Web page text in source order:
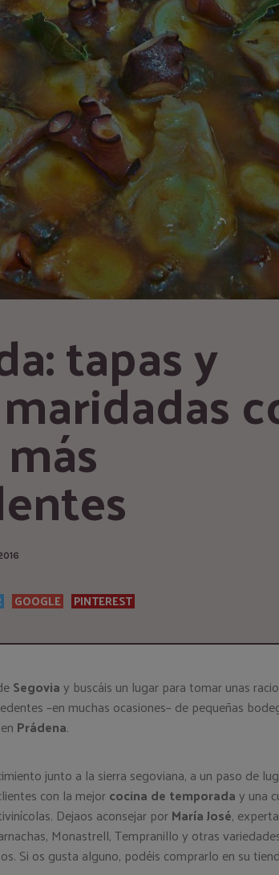
tapas y
GOOGLE PINTEREST
Segoviay buscáis un lugar para tomar unas
–en muchas ocasiones– de pequeñas
Prádena.
junto a la sierra segoviana, a un paso de
con la mejorcocina de temporaday una
Dejaos aconsejar porMaría José,
Monastrell, Tempranillo y otras
Si os gusta alguno, podéis comprarlo en su